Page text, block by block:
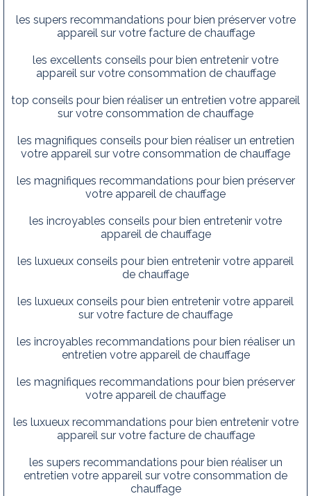
les supers recommandations pour bien préserver votre
appareil sur votre facture de chauffage
les excellents conseils pour bien entretenir votre
appareil sur votre consommation de chauffage
top conseils pour bien réaliser un entretien votre appareil
sur votre consommation de chauffage
les magnifiques conseils pour bien réaliser un entretien
votre appareil sur votre consommation de chauffage
les magnifiques recommandations pour bien préserver
votre appareil de chauffage
les incroyables conseils pour bien entretenir votre
appareil de chauffage
les luxueux conseils pour bien entretenir votre appareil
de chauffage
les luxueux conseils pour bien entretenir votre appareil
sur votre facture de chauffage
les incroyables recommandations pour bien réaliser un
entretien votre appareil de chauffage
les magnifiques recommandations pour bien préserver
votre appareil de chauffage
les luxueux recommandations pour bien entretenir votre
appareil sur votre facture de chauffage
les supers recommandations pour bien réaliser un
entretien votre appareil sur votre consommation de
chauffage